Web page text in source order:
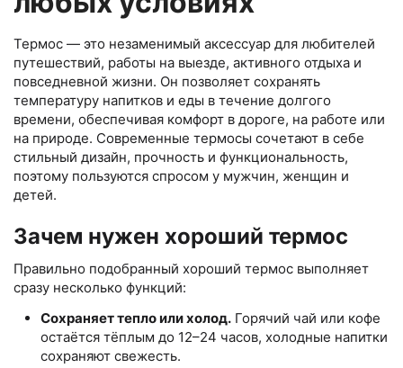
Термос — это незаменимый аксессуар для любителей
путешествий, работы на выезде, активного отдыха и
повседневной жизни. Он позволяет сохранять
температуру напитков и еды в течение долгого
времени, обеспечивая комфорт в дороге, на работе или
на природе. Современные термосы сочетают в себе
стильный дизайн, прочность и функциональность,
поэтому пользуются спросом у мужчин, женщин и
детей.
Зачем нужен хороший термос
Правильно подобранный хороший термос выполняет
сразу несколько функций:
Сохраняет тепло или холод. Горячий чай или кофе
остаётся тёплым до 12–24 часов, холодные напитки
сохраняют свежесть.